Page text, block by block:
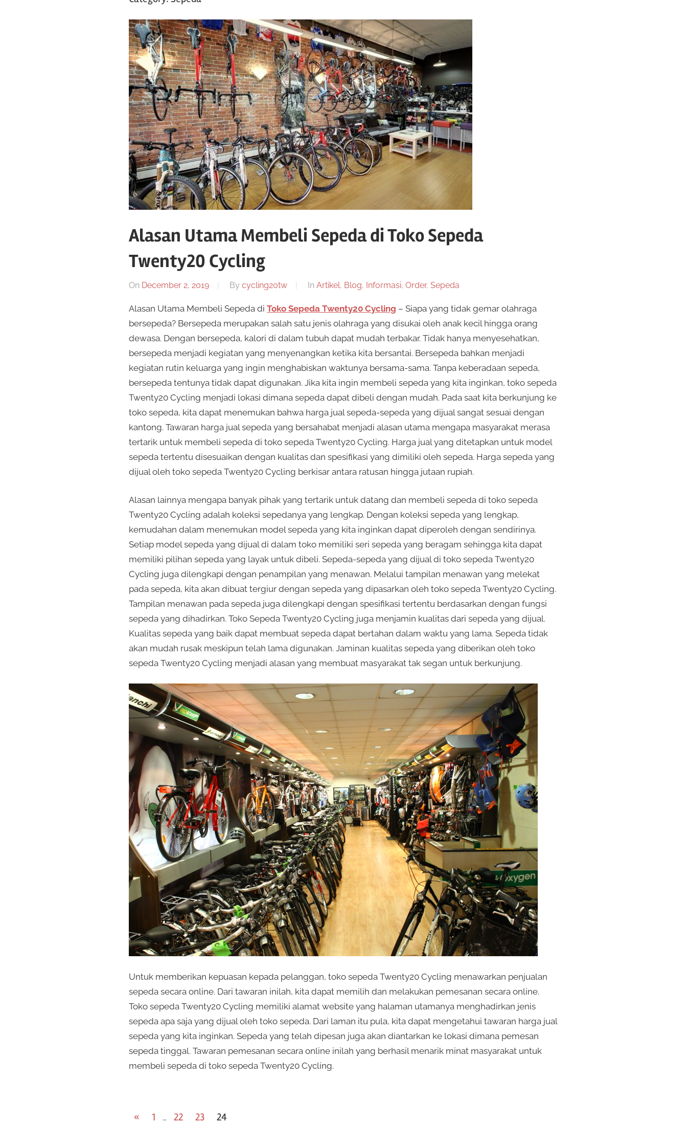
Alasan Utama Membeli Sepeda di Toko Sepeda
Twenty20 Cycling
On December 2, 2019 By cycling20tw In Artikel, Blog, Informasi, Order, Sepeda
Alasan Utama Membeli Sepeda di Toko Sepeda Twenty20 Cycling – Siapa yang tidak gemar olahraga
bersepeda? Bersepeda merupakan salah satu jenis olahraga yang disukai oleh anak kecil hingga orang
dewasa. Dengan bersepeda, kalori di dalam tubuh dapat mudah terbakar. Tidak hanya menyesehatkan,
bersepeda menjadi kegiatan yang menyenangkan ketika kita bersantai. Bersepeda bahkan menjadi
kegiatan rutin keluarga yang ingin menghabiskan waktunya bersama-sama. Tanpa keberadaan sepeda,
bersepeda tentunya tidak dapat digunakan. Jika kita ingin membeli sepeda yang kita inginkan, toko sepeda
Twenty20 Cycling menjadi lokasi dimana sepeda dapat dibeli dengan mudah. Pada saat kita berkunjung ke
toko sepeda, kita dapat menemukan bahwa harga jual sepeda-sepeda yang dijual sangat sesuai dengan
kantong. Tawaran harga jual sepeda yang bersahabat menjadi alasan utama mengapa masyarakat merasa
tertarik untuk membeli sepeda di toko sepeda Twenty20 Cycling. Harga jual yang ditetapkan untuk model
sepeda tertentu disesuaikan dengan kualitas dan spesifikasi yang dimiliki oleh sepeda. Harga sepeda yang
dijual oleh toko sepeda Twenty20 Cycling berkisar antara ratusan hingga jutaan rupiah.
Alasan lainnya mengapa banyak pihak yang tertarik untuk datang dan membeli sepeda di toko sepeda
Twenty20 Cycling adalah koleksi sepedanya yang lengkap. Dengan koleksi sepeda yang lengkap,
kemudahan dalam menemukan model sepeda yang kita inginkan dapat diperoleh dengan sendirinya.
Setiap model sepeda yang dijual di dalam toko memiliki seri sepeda yang beragam sehingga kita dapat
memiliki pilihan sepeda yang layak untuk dibeli. Sepeda-sepeda yang dijual di toko sepeda Twenty20
Cycling juga dilengkapi dengan penampilan yang menawan. Melalui tampilan menawan yang melekat
pada sepeda, kita akan dibuat tergiur dengan sepeda yang dipasarkan oleh toko sepeda Twenty20 Cycling.
Tampilan menawan pada sepeda juga dilengkapi dengan spesifikasi tertentu berdasarkan dengan fungsi
sepeda yang dihadirkan. Toko Sepeda Twenty20 Cycling juga menjamin kualitas dari sepeda yang dijual.
Kualitas sepeda yang baik dapat membuat sepeda dapat bertahan dalam waktu yang lama. Sepeda tidak
akan mudah rusak meskipun telah lama digunakan. Jaminan kualitas sepeda yang diberikan oleh toko
sepeda Twenty20 Cycling menjadi alasan yang membuat masyarakat tak segan untuk berkunjung.
Untuk memberikan kepuasan kepada pelanggan, toko sepeda Twenty20 Cycling menawarkan penjualan
sepeda secara online. Dari tawaran inilah, kita dapat memilih dan melakukan pemesanan secara online.
Toko sepeda Twenty20 Cycling memiliki alamat website yang halaman utamanya menghadirkan jenis
sepeda apa saja yang dijual oleh toko sepeda. Dari laman itu pula, kita dapat mengetahui tawaran harga jual
sepeda yang kita inginkan. Sepeda yang telah dipesan juga akan diantarkan ke lokasi dimana pemesan
sepeda tinggal. Tawaran pemesanan secara online inilah yang berhasil menarik minat masyarakat untuk
membeli sepeda di toko sepeda Twenty20 Cycling.
Posts
« Previous
1 … 22 23 24